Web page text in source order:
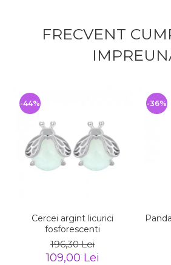
FRECVENT
Cercei argint licurici
fosforescenti
196,30 Lei
109,00 Lei
-44% -36%